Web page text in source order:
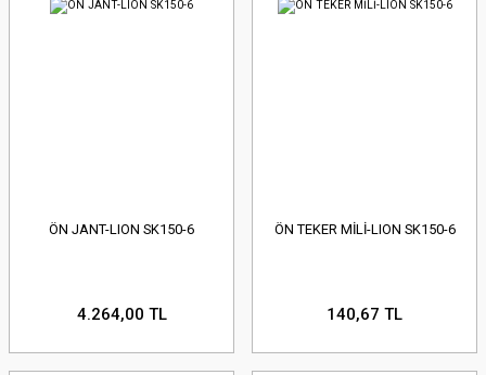
ÖN JANT-LION SK150-6
4.264,00 TL
ÖN TEKER MİLİ-LION SK150-6
140,67 TL